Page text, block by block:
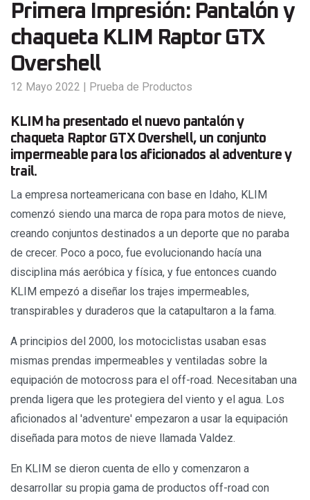
Primera Impresión: Pantalón y
chaqueta KLIM Raptor GTX
Overshell
12 Mayo 2022 | Prueba de Productos
KLIM ha presentado el nuevo pantalón y
chaqueta Raptor GTX Overshell, un conjunto
impermeable para los aficionados al adventure y
trail.
La empresa norteamericana con base en Idaho, KLIM
comenzó siendo una marca de ropa para motos de nieve,
creando conjuntos destinados a un deporte que no paraba
de crecer. Poco a poco, fue evolucionando hacía una
disciplina más aeróbica y física, y fue entonces cuando
KLIM empezó a diseñar los trajes impermeables,
transpirables y duraderos que la catapultaron a la fama.
A principios del 2000, los motociclistas usaban esas
mismas prendas impermeables y ventiladas sobre la
equipación de motocross para el off-road. Necesitaban una
prenda ligera que les protegiera del viento y el agua. Los
aficionados al 'adventure' empezaron a usar la equipación
diseñada para motos de nieve llamada Valdez.
En KLIM se dieron cuenta de ello y comenzaron a
desarrollar su propia gama de productos off-road con